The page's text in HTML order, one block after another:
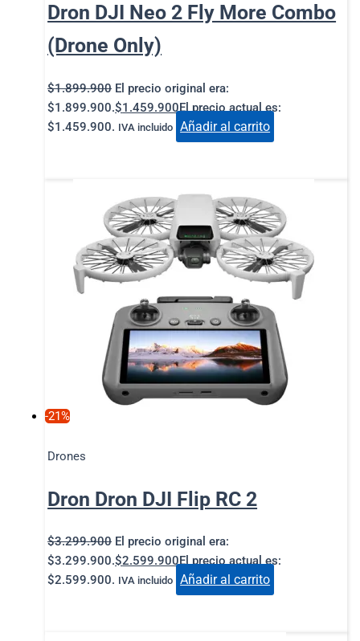
Dron DJI Neo 2 Fly More Combo
(Drone Only)
$1.899.900 El precio original era:
$1.899.900.$1.459.900El precio actual es:
$1.459.900. IVA incluido Añadir al carrito
-21%
Drones
Dron Dron DJI Flip RC 2
$3.299.900 El precio original era:
$3.299.900.$2.599.900El precio actual es:
$2.599.900. IVA incluido Añadir al carrito